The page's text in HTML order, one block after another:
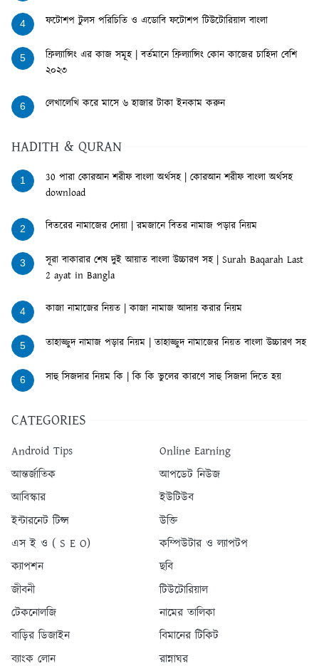
4 ফটোশপ টুলস পরিচিতি ও এডোবি ফটোশপ টিউটোরিয়াল বাংলা
5
ফ্রিল্যান্সিং এর কাজ সমূহ | বর্তমানে ফ্রিল্যান্সিং কোন কাজের চাহিদা বেশি
২০২৩
6 লেখালেখি করে মাসে ৬ হাজার টাকা ইনকাম করুন
HADITH & QURAN
1
30 পারা কোরআন শরীফ বাংলা অর্থসহ | কোরআন শরীফ বাংলা অর্থসহ
download
2 বিতরের নামাজের দোয়া | রমজানে বিতর নামাজ পড়ার নিয়ম
3
সূরা বাকারার শেষ দুই আয়াত বাংলা উচ্চারণ সহ | Surah Baqarah Last
2 ayat in Bangla
4 কাজা নামাজের নিয়ত | কাজা নামাজ আদায় করার নিয়ম
5 তাহাজ্জুদ নামাজ পড়ার নিয়ম | তাহাজ্জুদ নামাজের নিয়ত বাংলা উচ্চারণ সহ
6 সাহু সিজদার নিয়ম কি | কি কি ভুলের কারণে সাহু সিজদা দিতে হয়
CATEGORIES
Android Tips
Online Earning
আন্তর্জাতিক
আপডেট নিউজ
আবিস্কার
ইউটিউব
ইন্টারনেট টিপ্স
উক্তি
এস ই ও ( S E O)
কম্পিউটার ও ল্যাপটপ
ক্যাপশন
ছবি
জীবনী
টিউটোরিয়াল
টেকনোলজি
নামের তালিকা
বাড়ির ডিজাইন
বিমানের টিকিট
ব্যাংক লোন
রান্নাঘর